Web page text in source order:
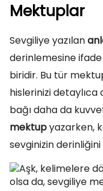
Mektuplar
Sevgiliye yazılan
derinlemesine
biridir. Bu tür
hislerinizi detaylıca
bağı daha da
mektupyazarken,
sevginizin